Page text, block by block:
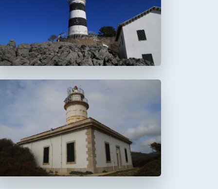
Faro de la Creu
Faro de Alcanada
Aucanada